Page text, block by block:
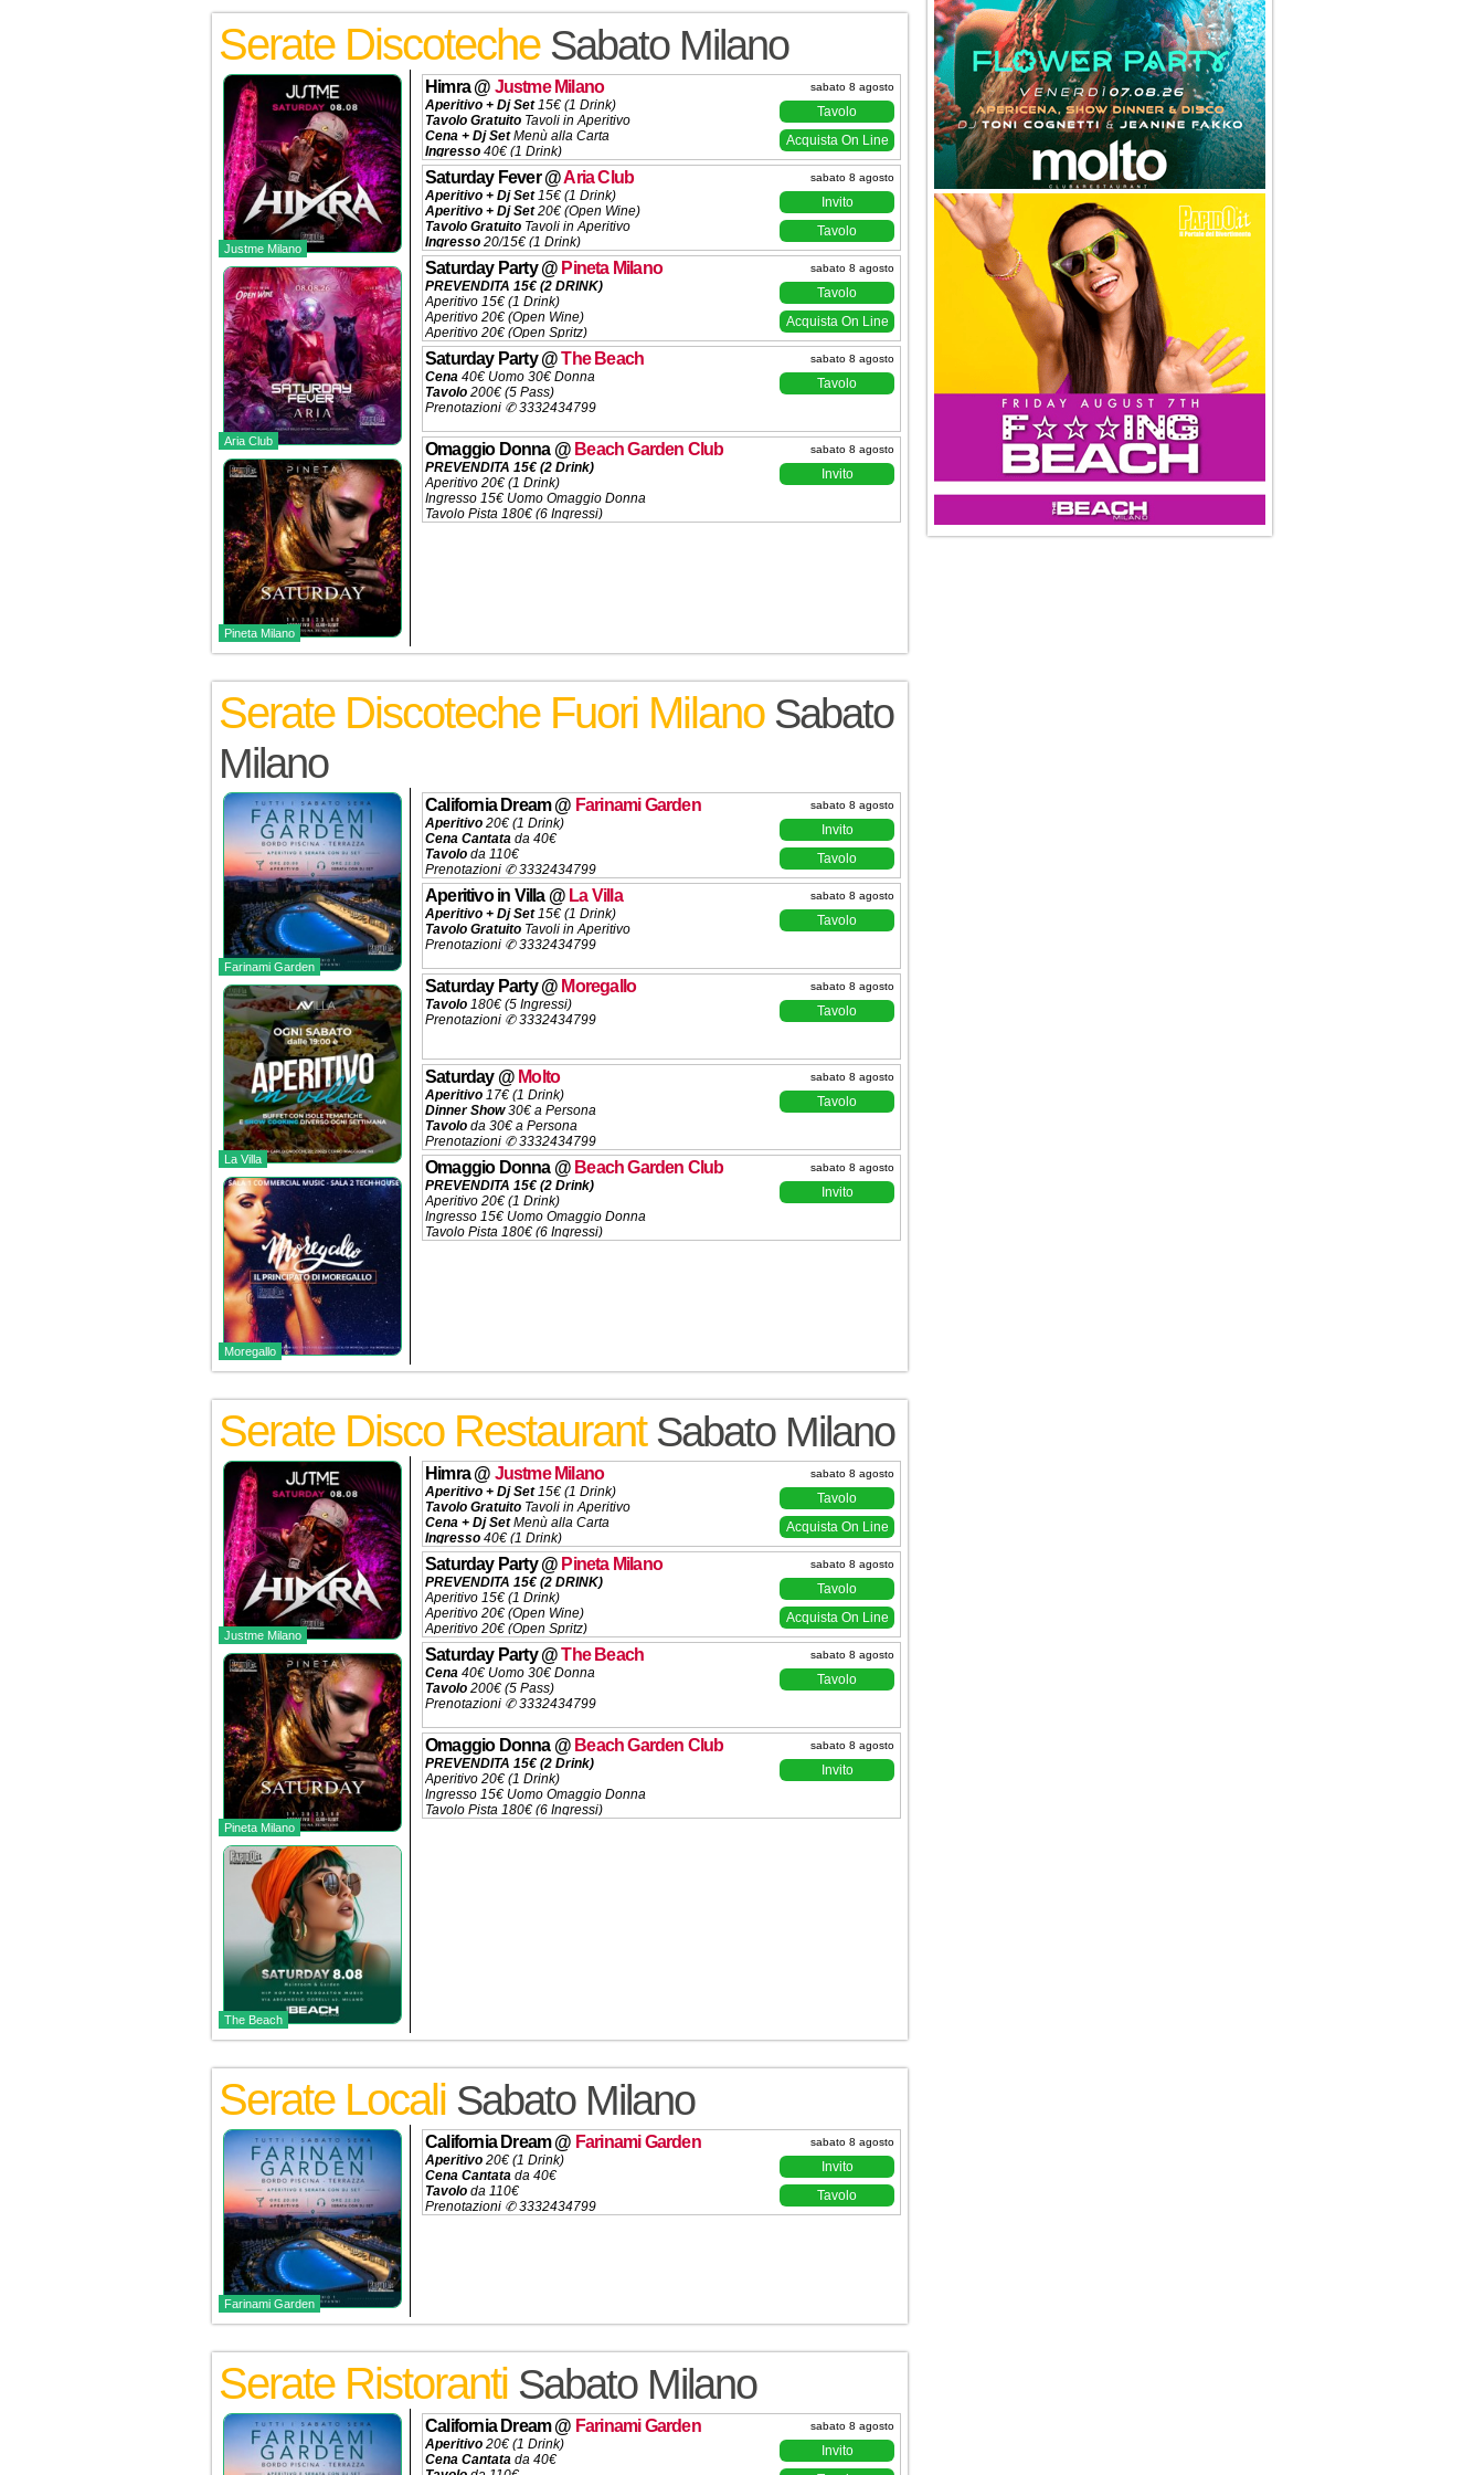
Serate Discoteche Sabato Milano
Justme Milano
Aria Club
Pineta Milano
sabato 8 agosto
Himra@ Justme Milano
Aperitivo + Dj Set15€ (1 Drink)
Tavolo Gratuito Tavoli in Aperitivo
Cena + Dj SetMenù alla Carta
Ingresso 40€ (1 Drink)
Tavolo320€ (5 Ingressi)
Prenotazioni ✆3332434799
Tavolo
Acquista On Line
sabato 8 agosto
Saturday Fever@Aria Club
Aperitivo + Dj Set15€ (1 Drink)
Aperitivo + Dj Set20€ (Open Wine)
Tavolo Gratuito Tavoli in Aperitivo
Ingresso 20/15€ (1 Drink)
Tavolo Pista200€ (6 Ingressi)
Tavolo Prive500€ (10 Ingressi)
Tavolo Consolle600€ (10 Ingressi)
Prenotazioni ✆ 3332434799
Invito
Tavolo
sabato 8 agosto
Saturday Party@ Pineta Milano
PREVENDITA 15€ (2 DRINK)
Aperitivo 15€ (1 Drink)
Aperitivo 20€ (Open Wine)
Aperitivo 20€ (Open Spritz)
Ingresso 20€/15€ (1 Drink)
Tavolo Pista 250€ (5 Ingressi)
Prenotazioni ✆ 3332434799
Tavolo
Acquista On Line
sabato 8 agosto
Saturday Party@The Beach
Cena 40€ Uomo 30€ Donna
Tavolo 200€ (5 Pass)
Prenotazioni ✆ 3332434799
Tavolo
sabato 8 agosto
Omaggio Donna@ Beach Garden Club
PREVENDITA 15€ (2 Drink)
Aperitivo 20€ (1 Drink)
Ingresso 15€ Uomo Omaggio Donna
Tavolo Pista 180€ (6 Ingressi)
Invito
Serate Discoteche Fuori Milano Sabato
Milano
Farinami Garden
La Villa
Moregallo
sabato 8 agosto
California Dream@ Farinami Garden
Aperitivo 20€ (1 Drink)
Cena Cantata da 40€
Tavolo da 110€
Prenotazioni ✆ 3332434799
Invito
Tavolo
sabato 8 agosto
Aperitivo in Villa@ La Villa
Aperitivo + Dj Set15€ (1 Drink)
Tavolo Gratuito Tavoli in Aperitivo
Prenotazioni ✆ 3332434799
Tavolo
sabato 8 agosto
Saturday Party@ Moregallo
Tavolo 180€ (5 Ingressi)
Prenotazioni ✆ 3332434799
Tavolo
sabato 8 agosto
Saturday@ Molto
Aperitivo 17€ (1 Drink)
Dinner Show30€ a Persona
Tavolo da 30€ a Persona
Prenotazioni ✆ 3332434799
Tavolo
sabato 8 agosto
Omaggio Donna@ Beach Garden Club
PREVENDITA 15€ (2 Drink)
Aperitivo 20€ (1 Drink)
Ingresso 15€ Uomo Omaggio Donna
Tavolo Pista 180€ (6 Ingressi)
Invito
Serate Disco Restaurant Sabato Milano
Justme Milano
Pineta Milano
The Beach
sabato 8 agosto
Himra@ Justme Milano
Aperitivo + Dj Set15€ (1 Drink)
Tavolo Gratuito Tavoli in Aperitivo
Cena + Dj SetMenù alla Carta
Ingresso 40€ (1 Drink)
Tavolo320€ (5 Ingressi)
Prenotazioni ✆3332434799
Tavolo
Acquista On Line
sabato 8 agosto
Saturday Party@ Pineta Milano
PREVENDITA 15€ (2 DRINK)
Aperitivo 15€ (1 Drink)
Aperitivo 20€ (Open Wine)
Aperitivo 20€ (Open Spritz)
Ingresso 20€/15€ (1 Drink)
Tavolo Pista 250€ (5 Ingressi)
Prenotazioni ✆ 3332434799
Tavolo
Acquista On Line
sabato 8 agosto
Saturday Party@The Beach
Cena 40€ Uomo 30€ Donna
Tavolo 200€ (5 Pass)
Prenotazioni ✆ 3332434799
Tavolo
sabato 8 agosto
Omaggio Donna@ Beach Garden Club
PREVENDITA 15€ (2 Drink)
Aperitivo 20€ (1 Drink)
Ingresso 15€ Uomo Omaggio Donna
Tavolo Pista 180€ (6 Ingressi)
Invito
Serate Locali Sabato Milano
Farinami Garden
sabato 8 agosto
California Dream@ Farinami Garden
Aperitivo 20€ (1 Drink)
Cena Cantata da 40€
Tavolo da 110€
Prenotazioni ✆ 3332434799
Invito
Tavolo
Serate Ristoranti Sabato Milano
sabato 8 agosto
California Dream@ Farinami Garden
Aperitivo 20€ (1 Drink)
Cena Cantata da 40€
Invito